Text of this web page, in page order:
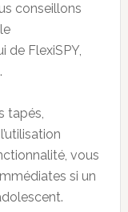
conseillons
de FlexiSPY,
tapés,
vous
si un